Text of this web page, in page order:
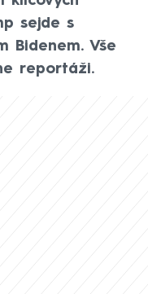
sejde s
Bidenem. Vše
reportáži.